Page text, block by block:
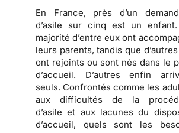
En France, près d’un
d’asile sur cinq est un
majorité d’entre eux ont
leurs parents, tandis que
ont rejoints ou sont nés dans le
d’accueil. D’autres enfin
seuls. Confrontés comme les
aux difficultés de la
d’asile et aux lacunes du
d’accueil, quels sont les